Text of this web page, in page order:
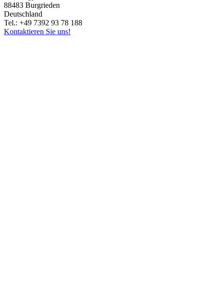
88483 Burgrieden
Deutschland
Tel.: +49 7392 93 78 188
Kontaktieren Sie uns!